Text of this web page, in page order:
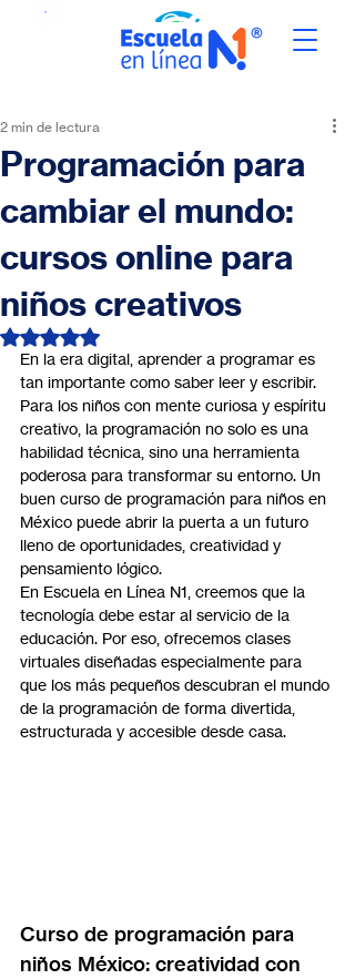
Programación para
cambiar el mundo:
cursos online para
niños creativos
2 min de lectura
Obtuvo NaN de 5 estrellas.
En la era digital, aprender a programar es
tan importante como saber leer y escribir.
Para los niños con mente curiosa y espíritu
creativo, la programación no solo es una
habilidad técnica, sino una herramienta
poderosa para transformar su entorno. Un
buen curso de programación para niños en
México puede abrir la puerta a un futuro
lleno de oportunidades, creatividad y
pensamiento lógico.
En Escuela en Línea N1, creemos que la
tecnología debe estar al servicio de la
educación. Por eso, ofrecemos clases
virtuales diseñadas especialmente para
que los más pequeños descubran el mundo
de la programación de forma divertida,
estructurada y accesible desde casa.
Curso de programación para
niños México: creatividad con